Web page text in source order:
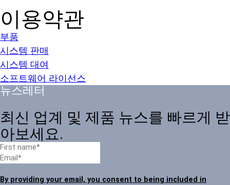
이용약관
부품
시스템 판매
시스템 대여
소프트웨어 라이선스
뉴스레터
최신 업계 및 제품 뉴스를 빠르게 받
아보세요.
By providing your email, you consent to being included in